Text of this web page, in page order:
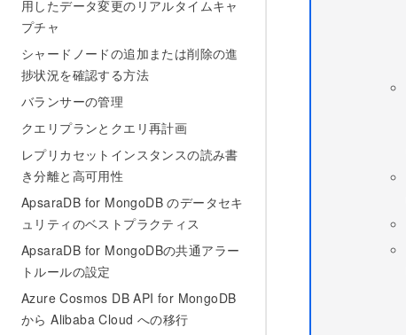
用したデータ変更のリアルタイムキャ
プチャ
シャードノードの追加または削除の進
捗状況を確認する方法
バランサーの管理
クエリプランとクエリ再計画
レプリカセットインスタンスの読み書
き分離と高可用性
ApsaraDB for MongoDB のデータセキ
ュリティのベストプラクティス
ApsaraDB for MongoDBの共通アラー
トルールの設定
Azure Cosmos DB API for MongoDB
から Alibaba Cloud への移行